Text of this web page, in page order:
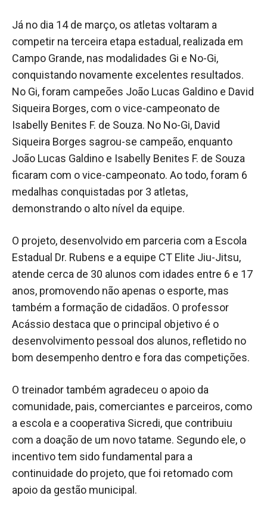
Já no dia 14 de março, os atletas voltaram a
competir na terceira etapa estadual, realizada em
Campo Grande, nas modalidades Gi e No-Gi,
conquistando novamente excelentes resultados.
No Gi, foram campeões João Lucas Galdino e David
Siqueira Borges, com o vice-campeonato de
Isabelly Benites F. de Souza. No No-Gi, David
Siqueira Borges sagrou-se campeão, enquanto
João Lucas Galdino e Isabelly Benites F. de Souza
ficaram com o vice-campeonato. Ao todo, foram 6
medalhas conquistadas por 3 atletas,
demonstrando o alto nível da equipe.
O projeto, desenvolvido em parceria com a Escola
Estadual Dr. Rubens e a equipe CT Elite Jiu-Jitsu,
atende cerca de 30 alunos com idades entre 6 e 17
anos, promovendo não apenas o esporte, mas
também a formação de cidadãos. O professor
Acássio destaca que o principal objetivo é o
desenvolvimento pessoal dos alunos, refletido no
bom desempenho dentro e fora das competições.
O treinador também agradeceu o apoio da
comunidade, pais, comerciantes e parceiros, como
a escola e a cooperativa Sicredi, que contribuiu
com a doação de um novo tatame. Segundo ele, o
incentivo tem sido fundamental para a
continuidade do projeto, que foi retomado com
apoio da gestão municipal.